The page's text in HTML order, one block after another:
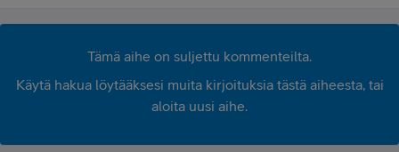
Tämä aihe on suljettu kommenteilta.
Käytä hakua löytääksesi muita kirjoituksia tästä aiheesta, tai
aloita uusi aihe.